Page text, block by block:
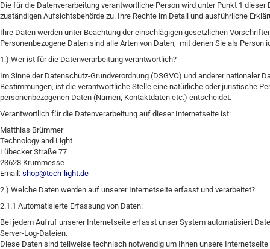
Die für die Datenverarbeitung verantwortliche Person wird unter Punkt 1
zuständigen Aufsichtsbehörde zu. Ihre Rechte im Detail und ausführliche
Ihre Daten werden unter Beachtung der einschlägigen gesetzlichen
Personenbezogene Daten sind alle Arten von Daten, mit denen Sie als Person
1.) Wer ist für die Datenverarbeitung verantwortlich?
Im Sinne der Datenschutz-Grundverordnung (DSGVO) und anderer
Bestimmungen, ist die verantwortliche Stelle eine natürliche oder juristische
personenbezogenen Daten (Namen, Kontaktdaten etc.) entscheidet.
Verantwortlich für die Datenverarbeitung auf dieser Internetseite ist:
Matthias Brümmer
Technology and Light
Lübecker Straße 77
23628 Krummesse
Email: shop@tech-light.de
2.) Welche Daten werden auf unserer Internetseite erfasst und verarbeitet?
2.1.1 Automatisierte Erfassung von Daten:
Bei jedem Aufruf unserer Internetseite erfasst unser System automatisiert
Server-Log-Dateien.
Diese Daten sind teilweise technisch notwendig um Ihnen unsere